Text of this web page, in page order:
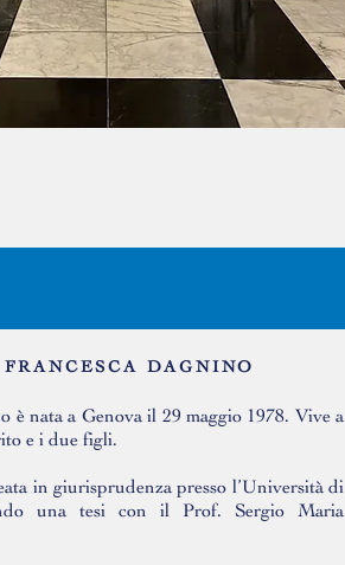
FRANCESCA DAGNINO
è nata a Genova il 29 maggio 1978. Vive a
e i due figli.
in giurisprudenza presso l’Università di
una tesi con il Prof. Sergio Maria